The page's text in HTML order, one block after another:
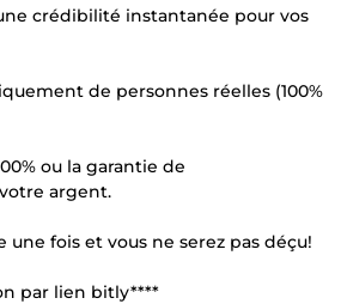
crédibilité instantanée pour vos
de personnes réelles (100%
ou la garantie de
argent.
une fois et vous ne serez pas déçu!
par lien bitly****